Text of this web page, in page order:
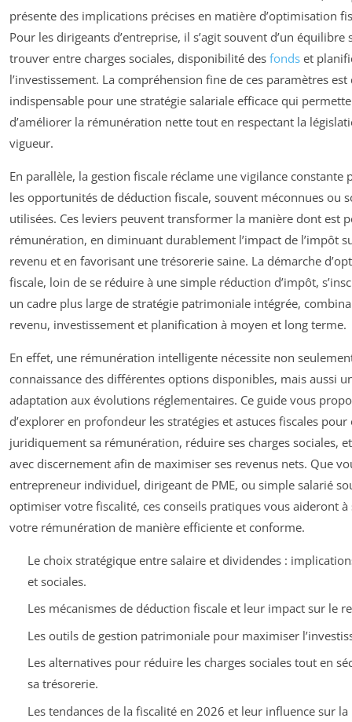
présente des implications précises en matière d’optimisation
Pour les dirigeants d’entreprise, il s’agit souvent d’un équilibre
trouver entre charges sociales, disponibilité des fonds et
l’investissement. La compréhension fine de ces paramètres est
indispensable pour une stratégie salariale efficace qui permette
d’améliorer la rémunération nette tout en respectant la
vigueur.
En parallèle, la gestion fiscale réclame une vigilance constante
les opportunités de déduction fiscale, souvent méconnues ou
utilisées. Ces leviers peuvent transformer la manière dont est
rémunération, en diminuant durablement l’impact de l’impôt
revenu et en favorisant une trésorerie saine. La démarche
fiscale, loin de se réduire à une simple réduction d’impôt,
un cadre plus large de stratégie patrimoniale intégrée,
revenu, investissement et planification à moyen et long terme.
En effet, une rémunération intelligente nécessite non
connaissance des différentes options disponibles, mais aussi
adaptation aux évolutions réglementaires. Ce guide vous
d’explorer en profondeur les stratégies et astuces fiscales
juridiquement sa rémunération, réduire ses charges sociales,
avec discernement afin de maximiser ses revenus nets. Que
entrepreneur individuel, dirigeant de PME, ou simple salarié
optimiser votre fiscalité, ces conseils pratiques vous aideront
votre rémunération de manière efficiente et conforme.
Le choix stratégique entre salaire et dividendes :
et sociales.
Les mécanismes de déduction fiscale et leur impact sur le
Les outils de gestion patrimoniale pour maximiser
Les alternatives pour réduire les charges sociales tout en
sa trésorerie.
Les tendances de la fiscalité en 2026 et leur influence sur la